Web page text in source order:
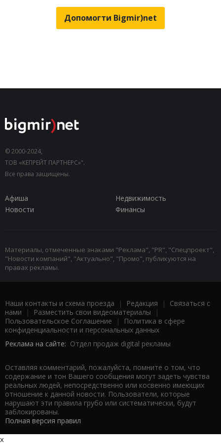
Допомогти Bigmir)net
© 2000-2024,
ТОВ «КЕПРЕЙТ ПАРТНЕРС»".
Все права защищены.
Афиша
Недвижимость
Новости
Финансы
Материалы, отмеченные знаками "Реклама", "PR", "Спецпроект",
"Новости компаний", "Актуально", "Промо", публикуются на
правах рекламы.
Наши контакты и схема проезда | Редакция | Связаться с
нами | Разместить свои видеоматериалы |
Пользовательское Соглашение |
Политика в сфере
конфиденциальности и персональных данных
Реклама на сайте: Отдел продаж digital рекламы
Оставляя комментарий, пожалуйста, помните о том, что
содержание и тон Вашего сообщения могут задеть чувства
реальных людей, непосредственно или косвенно имеющих
отношение к данной новости. Пользователи, которые
нарушают эти правила грубо или систематически, будут
заблокированы.
Полная версия правил
x